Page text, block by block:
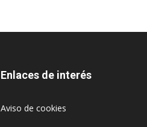
Enlaces de interés
Aviso de cookies